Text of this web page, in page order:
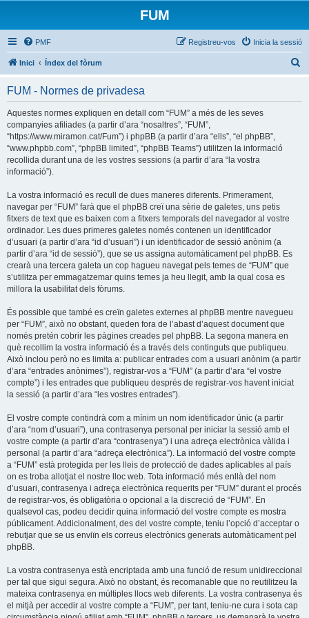
FUM
PMF Inicia la sessió
Registreu-vos
Inici Índex del fòrum
FUM - Normes de privadesa
Aquestes normes expliquen en detall com “FUM” a més de les seves
companyies afiliades (a partir d’ara “nosaltres”, “FUM”,
“https://www.miramon.cat/Fum”) i phpBB (a partir d’ara “ells”, “el phpBB”,
“www.phpbb.com”, “phpBB limited”, “phpBB Teams”) utilitzen la informació
recollida durant una de les vostres sessions (a partir d’ara “la vostra
informació”).
La vostra informació es recull de dues maneres diferents. Primerament,
navegar per “FUM” farà que el phpBB creï una sèrie de galetes, uns petis
fitxers de text que es baixen com a fitxers temporals del navegador al vostre
ordinador. Les dues primeres galetes només contenen un identificador
d’usuari (a partir d’ara “id d’usuari”) i un identificador de sessió anònim (a
partir d’ara “id de sessió”), que se us assigna automàticament pel phpBB. Es
crearà una tercera galeta un cop hagueu navegat pels temes de “FUM” que
s’utilitza per emmagatzemar quins temes ja heu llegit, amb la qual cosa es
millora la usabilitat dels fòrums.
És possible que també es creïn galetes externes al phpBB mentre navegueu
per “FUM”, això no obstant, queden fora de l’abast d’aquest document que
només pretén cobrir les pàgines creades pel phpBB. La segona manera en
què recollim la vostra informació és a través dels continguts que publiqueu.
Això inclou però no es limita a: publicar entrades com a usuari anònim (a partir
d’ara “entrades anònimes”), registrar-vos a “FUM” (a partir d’ara “el vostre
compte”) i les entrades que publiqueu després de registrar-vos havent iniciat
la sessió (a partir d’ara “les vostres entrades”).
El vostre compte contindrà com a mínim un nom identificador únic (a partir
d’ara “nom d’usuari”), una contrasenya personal per iniciar la sessió amb el
vostre compte (a partir d’ara “contrasenya”) i una adreça electrònica vàlida i
personal (a partir d’ara “adreça electrònica”). La informació del vostre compte
a “FUM” està protegida per les lleis de protecció de dades aplicables al país
on es troba allotjat el nostre lloc web. Tota informació més enllà del nom
d’usuari, contrasenya i adreça electrònica requerits per “FUM” durant el procés
de registrar-vos, és obligatòria o opcional a la discreció de “FUM”. En
qualsevol cas, podeu decidir quina informació del vostre compte es mostra
públicament. Addicionalment, des del vostre compte, teniu l’opció d’acceptar o
rebutjar que se us enviïn els correus electrònics generats automàticament pel
phpBB.
La vostra contrasenya està encriptada amb una funció de resum unidireccional
per tal que sigui segura. Això no obstant, és recomanable que no reutilitzeu la
mateixa contrasenya en múltiples llocs web diferents. La vostra contrasenya és
el mitjà per accedir al vostre compte a “FUM”, per tant, teniu-ne cura i sota cap